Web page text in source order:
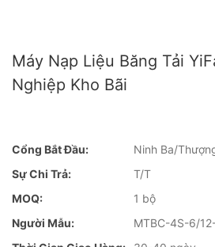
Máy Nạp Liệu Băng Tải
Nghiệp Kho Bãi
Cổng Bắt Đầu:
Ninh Ba/
Sự Chi Trả:
T/T
MOQ:
1 bộ
Người Mẫu:
MTBC-4S-6/